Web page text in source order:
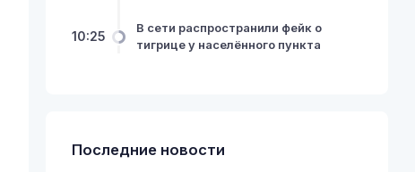
10:25
В сети распространили фейк о
тигрице у населённого пункта
Последние новости